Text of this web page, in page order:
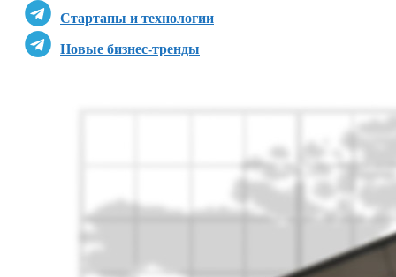
Стартапы и технологии
Новые бизнес-тренды